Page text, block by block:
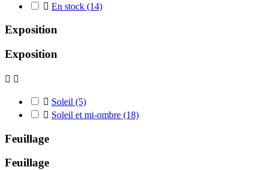
 En stock (14)
Exposition
Exposition
 
 Soleil (5)
 Soleil et mi-ombre (18)
Feuillage
Feuillage